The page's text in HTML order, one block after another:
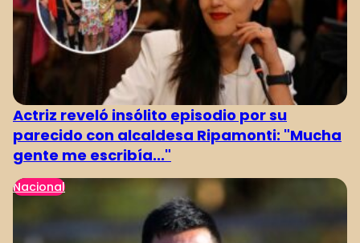
Actriz reveló insólito episodio por su
parecido con alcaldesa Ripamonti: "Mucha
gente me escribía..."
Nacional